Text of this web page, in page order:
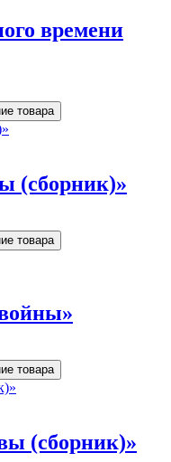
времени
(сборник)»
(сборник)»